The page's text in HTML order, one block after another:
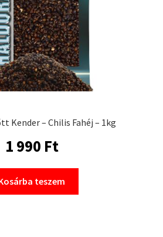
Kender – Chilis Fahéj – 1kg
1 990 Ft
teszem